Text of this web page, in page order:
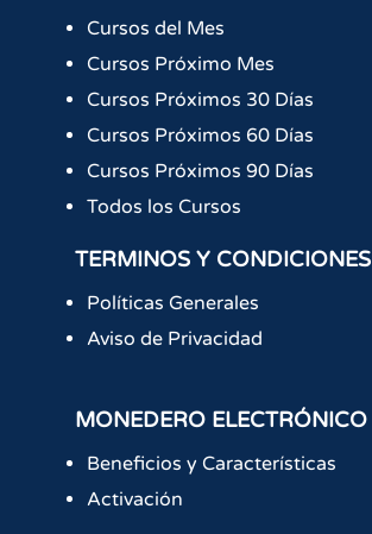
Cursos del Mes
Cursos Próximo Mes
Cursos Próximos 30 Días
Cursos Próximos 60 Días
Cursos Próximos 90 Días
Todos los Cursos
TERMINOS Y CONDICIONES
Políticas Generales
Aviso de Privacidad
MONEDERO ELECTRÓNICO
Beneficios y Características
Activación